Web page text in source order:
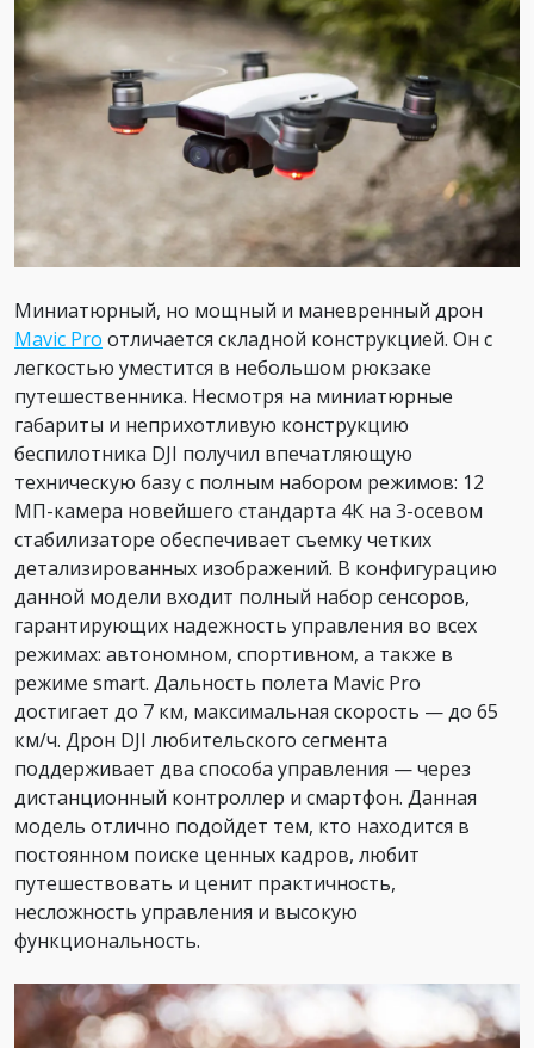
Миниатюрный, но мощный и маневренный дрон
Mavic Pro отличается складной конструкцией. Он с
легкостью уместится в небольшом рюкзаке
путешественника. Несмотря на миниатюрные
габариты и неприхотливую конструкцию
беспилотника DJI получил впечатляющую
техническую базу с полным набором режимов: 12
МП-камера новейшего стандарта 4К на 3-осевом
стабилизаторе обеспечивает съемку четких
детализированных изображений. В конфигурацию
данной модели входит полный набор сенсоров,
гарантирующих надежность управления во всех
режимах: автономном, спортивном, а также в
режиме smart. Дальность полета Mavic Pro
достигает до 7 км, максимальная скорость — до 65
км/ч. Дрон DJI любительского сегмента
поддерживает два способа управления — через
дистанционный контроллер и смартфон. Данная
модель отлично подойдет тем, кто находится в
постоянном поиске ценных кадров, любит
путешествовать и ценит практичность,
несложность управления и высокую
функциональность.